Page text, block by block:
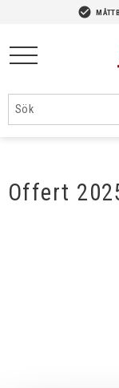
check_circle
Offert